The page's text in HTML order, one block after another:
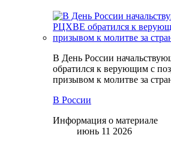
В День России
обратился к верующим с
призывом к молитве за
В России
Информация о материале
июнь 11 2026